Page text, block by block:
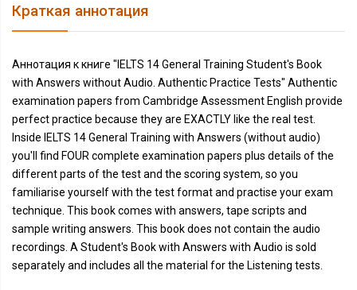
Краткая аннотация
Аннотация к книге "IELTS 14 General Training Student's Book
with Answers without Audio. Authentic Practice Tests" Authentic
examination papers from Cambridge Assessment English provide
perfect practice because they are EXACTLY like the real test.
Inside IELTS 14 General Training with Answers (without audio)
you'll find FOUR complete examination papers plus details of the
different parts of the test and the scoring system, so you
familiarise yourself with the test format and practise your exam
technique. This book comes with answers, tape scripts and
sample writing answers. This book does not contain the audio
recordings. A Student's Book with Answers with Audio is sold
separately and includes all the material for the Listening tests.